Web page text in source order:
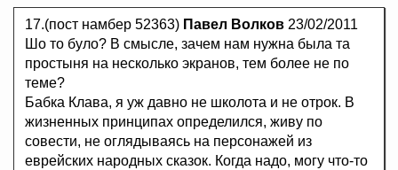
17.(пост намбер 52363) Павел Волков 23/02/2011
Шо то було? В смысле, зачем нам нужна была та
простыня на несколько экранов, тем более не по
теме?
Бабка Клава, я уж давно не школота и не отрок. В
жизненных принципах определился, живу по
совести, не оглядываясь на персонажей из
еврейских народных сказок. Когда надо, могу что-то